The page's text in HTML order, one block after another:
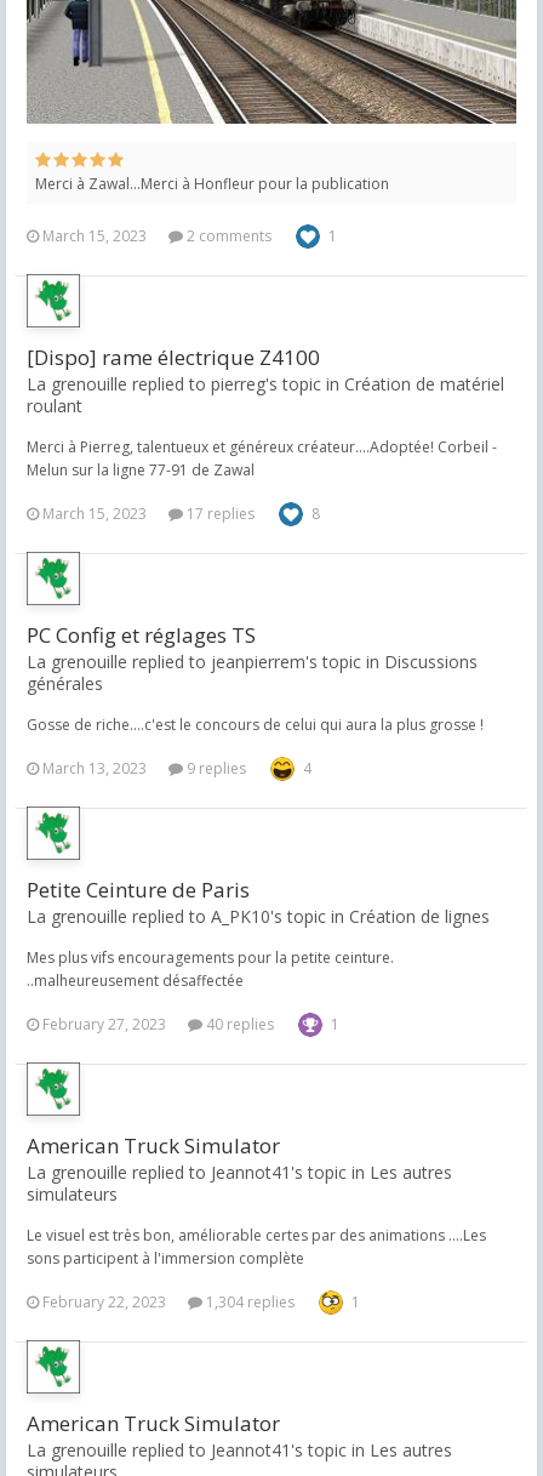
Merci à Zawal...Merci à Honfleur pour la publication
March 15, 2023 2 comments 1
[Dispo] rame électrique Z4100
La grenouille replied to pierreg's topic in Création de matériel
roulant
Merci à Pierreg, talentueux et généreux créateur....Adoptée! Corbeil -
Melun sur la ligne 77-91 de Zawal
March 15, 2023 17 replies 8
PC Config et réglages TS
La grenouille replied to jeanpierrem's topic in Discussions
générales
Gosse de riche....c'est le concours de celui qui aura la plus grosse !
March 13, 2023 9 replies 4
Petite Ceinture de Paris
La grenouille replied to A_PK10's topic in Création de lignes
Mes plus vifs encouragements pour la petite ceinture.
..malheureusement désaffectée
February 27, 2023 40 replies 1
American Truck Simulator
La grenouille replied to Jeannot41's topic in Les autres
simulateurs
Le visuel est très bon, améliorable certes par des animations ....Les
sons participent à l'immersion complète
February 22, 2023 1,304 replies 1
American Truck Simulator
La grenouille replied to Jeannot41's topic in Les autres